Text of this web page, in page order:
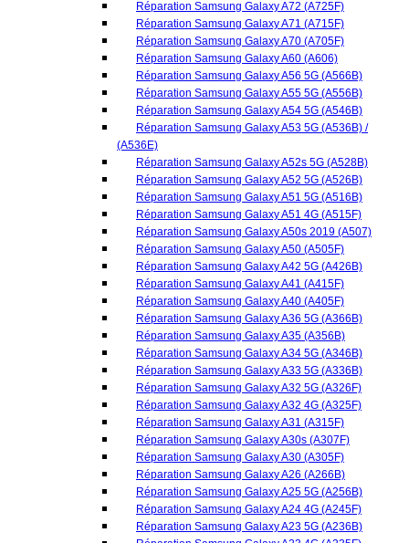
Réparation Samsung Galaxy A52s 5G (A528B)
Réparation Samsung Galaxy A52 5G (A526B)
Réparation Samsung Galaxy A51 5G (A516B)
Réparation Samsung Galaxy A51 4G (A515F)
Réparation Samsung Galaxy A50s 2019 (A507)
Réparation Samsung Galaxy A50 (A505F)
Réparation Samsung Galaxy A42 5G (A426B)
Réparation Samsung Galaxy A41 (A415F)
Réparation Samsung Galaxy A40 (A405F)
Réparation Samsung Galaxy A36 5G (A366B)
Réparation Samsung Galaxy A35 (A356B)
Réparation Samsung Galaxy A34 5G (A346B)
Réparation Samsung Galaxy A33 5G (A336B)
Réparation Samsung Galaxy A32 5G (A326F)
Réparation Samsung Galaxy A32 4G (A325F)
Réparation Samsung Galaxy A31 (A315F)
Réparation Samsung Galaxy A30s (A307F)
Réparation Samsung Galaxy A30 (A305F)
Réparation Samsung Galaxy A26 (A266B)
Réparation Samsung Galaxy A25 5G (A256B)
Réparation Samsung Galaxy A24 4G (A245F)
Réparation Samsung Galaxy A23 5G (A236B)
Réparation Samsung Galaxy A23 4G (A235F)
Réparation Samsung Galaxy A22 5G (A226B)
Réparation Samsung Galaxy A22 4G (A225F)
Réparation Samsung Galaxy A21s 2020 (A217F)
Réparation Samsung Galaxy A20S (A207F)
Réparation Samsung Galaxy A20E (A202F)
Réparation Samsung Galaxy A20 (A205F)
Réparation Samsung Galaxy A17 5G (A176)
Réparation Samsung Galaxy A16 5G (A166B)